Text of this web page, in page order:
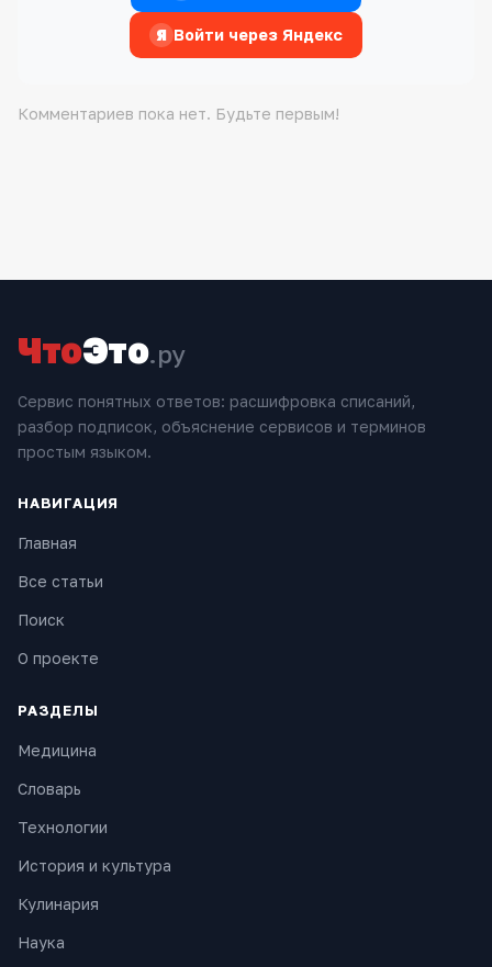
Я Войти через Яндекс
Комментариев пока нет. Будьте первым!
ЧтоЭто.ру
Сервис понятных ответов: расшифровка списаний,
разбор подписок, объяснение сервисов и терминов
простым языком.
НАВИГАЦИЯ
Главная
Все статьи
Поиск
О проекте
РАЗДЕЛЫ
Медицина
Словарь
Технологии
История и культура
Кулинария
Наука